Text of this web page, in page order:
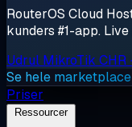
RouterOS Cloud
kunders #1-app.
Udrul MikroTik CHR
Se hele
Priser
Ressourcer